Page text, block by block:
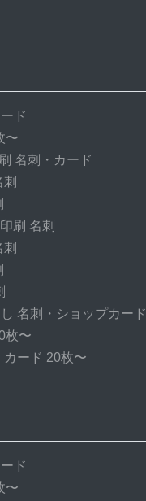
ド
〜
名刺・カード
刷 名刺
刺
名刺・ショップカード
枚〜
カード 20枚〜
ド
〜